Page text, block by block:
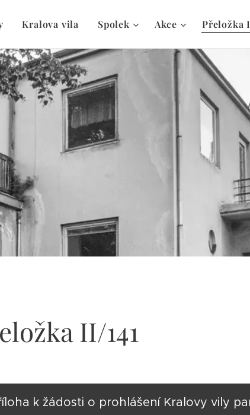
Kralova vila Spolek Akce Přeložka
II/141
k žádosti o prohlášení Kralovy vily